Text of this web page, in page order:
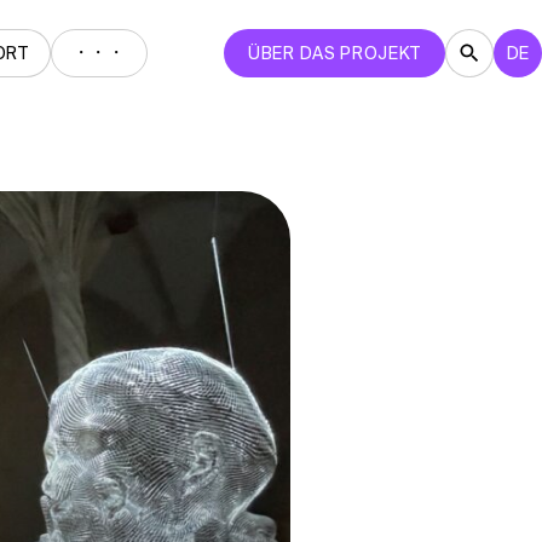
・・・ ÜBER DAS PROJEKT DE